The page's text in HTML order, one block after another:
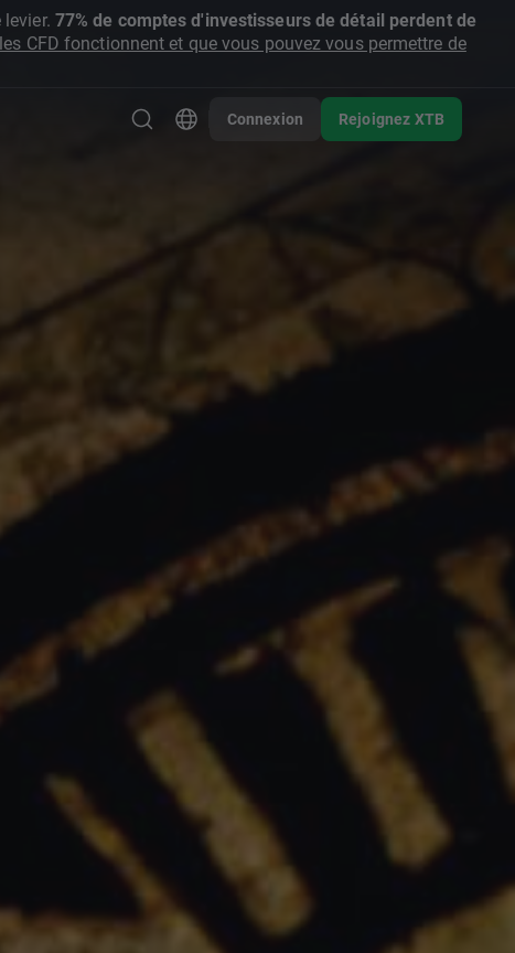
77% de comptes d'investisseurs de détail perdent de
CFD fonctionnent et que vous pouvez vous permettre de
Connexion Rejoignez XTB